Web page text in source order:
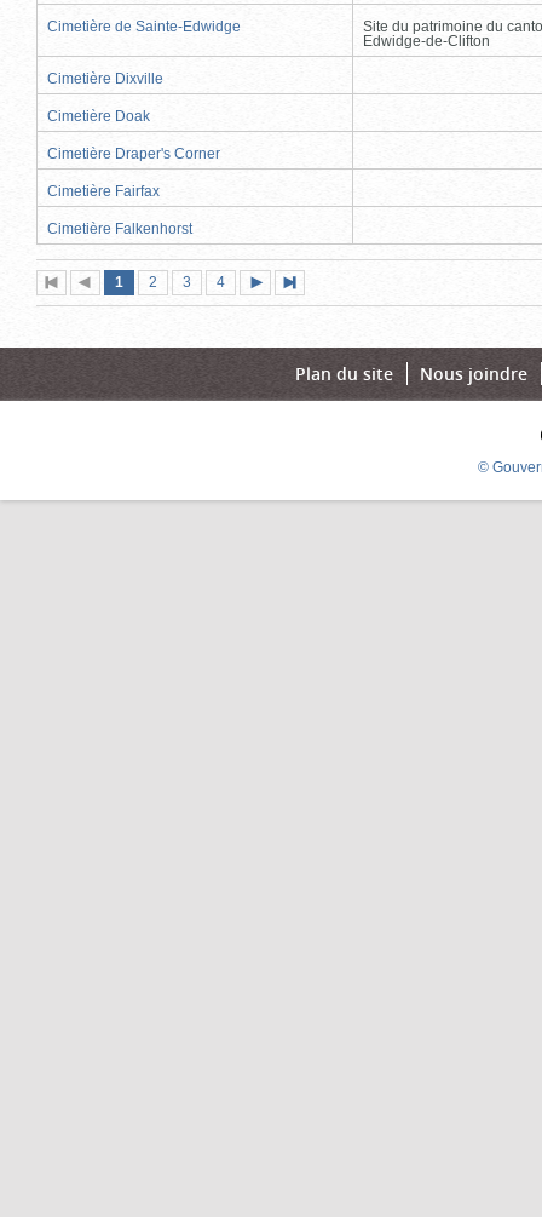
Cimetière de Sainte-Edwidge
Site du patrimoine du
Edwidge-de-Clifton
Cimetière Dixville
Cimetière Doak
Cimetière Draper's Corner
Cimetière Fairfax
Cimetière Falkenhorst
Première
page
Page
précédente
Page
1 (page
actuelle)
Page
2 Page
3 Page
4
suivante
page
Plan du site Nous joindre
©